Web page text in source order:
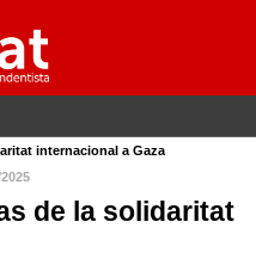
internacional a Gaza
de la solidaritat